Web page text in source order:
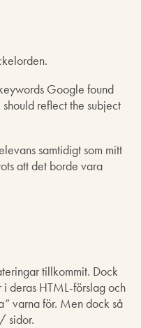
Google found
reflect the subject
samtidigt som mitt
att det borde vara
tillkommit. Dock
deras HTML-förslag och
varna för. Men dock så
sidor.